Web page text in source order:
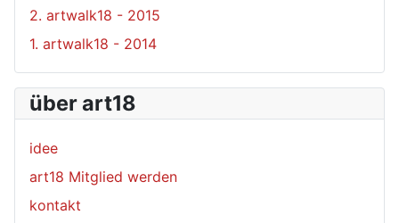
2. artwalk18 - 2015
1. artwalk18 - 2014
über art18
idee
art18 Mitglied werden
kontakt